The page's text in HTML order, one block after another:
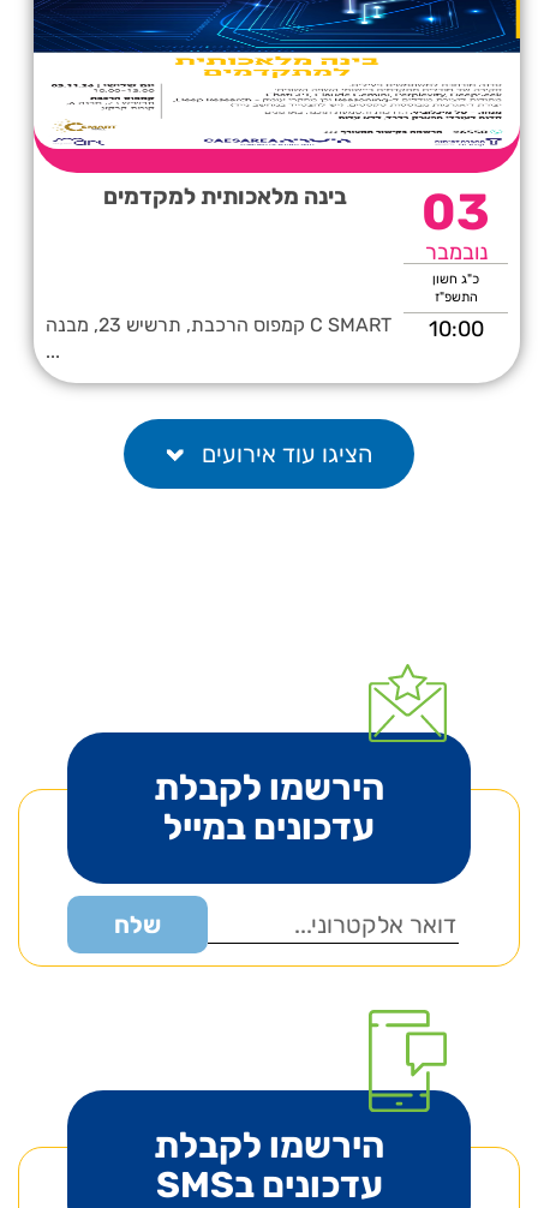
03
נובמבר
כ"ג חשון
התשפ"ז
10:00
בינה מלאכותית למקדמים
C SMART קמפוס הרכבת, תרשיש 23, מבנה
...
הציגו עוד אירועים
הירשמו לקבלת
עדכונים במייל
הירשמו לקבלת
עדכונים בSMS